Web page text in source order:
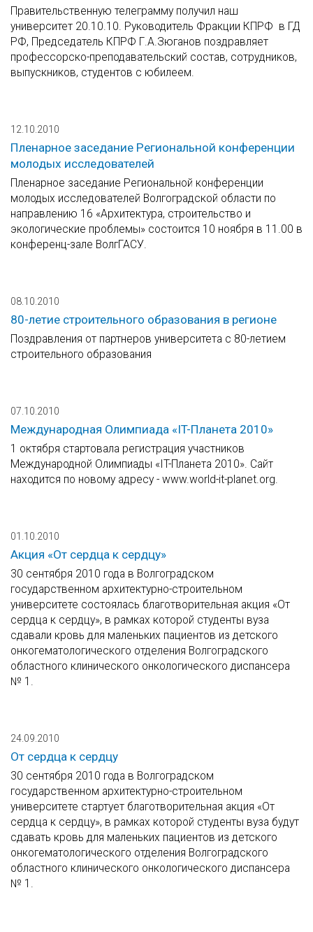
Правительственную телеграмму получил наш
университет 20.10.10. Руководитель Фракции КПРФ в ГД
РФ, Председатель КПРФ Г.А.Зюганов поздравляет
профессорско-преподавательский состав, сотрудников,
выпускников, студентов с юбилеем.
12.10.2010
Пленарное заседание Региональной конференции
молодых исследователей
Пленарное заседание Региональной конференции
молодых исследователей Волгоградской области по
направлению 16 «Архитектура, строительство и
экологические проблемы» состоится 10 ноября в 11.00 в
конференц-зале ВолгГАСУ.
08.10.2010
80-летие строительного образования в регионе
Поздравления от партнеров университета с 80-летием
строительного образования
07.10.2010
Международная Олимпиада «IT-Планета 2010»
1 октября стартовала регистрация участников
Международной Олимпиады «IT-Планета 2010». Сайт
находится по новому адресу - www.world-it-planet.org.
01.10.2010
Акция «От сердца к сердцу»
30 сентября 2010 года в Волгоградском
государственном архитектурно-строительном
университете состоялась благотворительная акция «От
сердца к сердцу», в рамках которой студенты вуза
сдавали кровь для маленьких пациентов из детского
онкогематологического отделения Волгоградского
областного клинического онкологического диспансера
№ 1.
24.09.2010
От сердца к сердцу
30 сентября 2010 года в Волгоградском
государственном архитектурно-строительном
университете стартует благотворительная акция «От
сердца к сердцу», в рамках которой студенты вуза будут
сдавать кровь для маленьких пациентов из детского
онкогематологического отделения Волгоградского
областного клинического онкологического диспансера
№ 1.